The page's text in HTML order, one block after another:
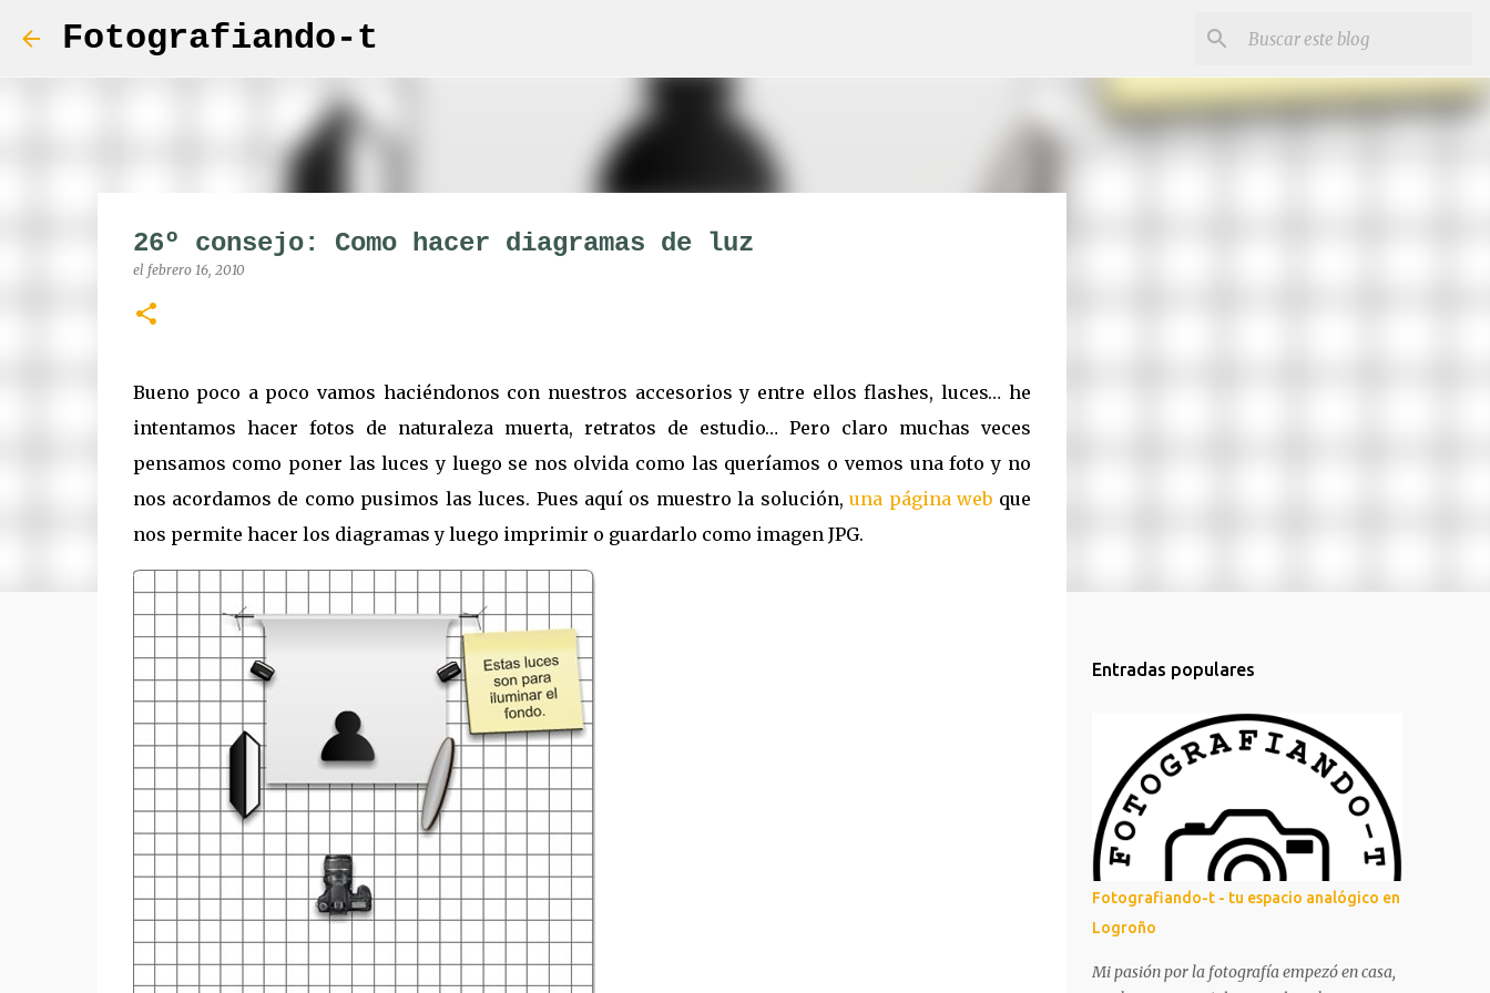
Fotografiando-t
26º consejo: Como hacer diagramas de luz
el febrero 16, 2010
Bueno poco a poco vamos haciéndonos con nuestros accesorios y entre ellos flashes, luces… he
intentamos hacer fotos de naturaleza muerta, retratos de estudio… Pero claro muchas veces
pensamos como poner las luces y luego se nos olvida como las queríamos o vemos una foto y no
nos acordamos de como pusimos las luces. Pues aquí os muestro la solución,una página web que
nos permite hacer los diagramas y luego imprimir o guardarlo como imagen JPG.
Entradas populares
Fotografiando-t - tu espacio analógico en
Logroño
Mi pasión por la fotografía empezó en casa,